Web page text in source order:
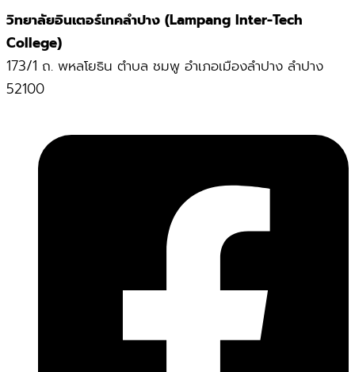
วิทยาลัยอินเตอร์เทคลำปาง (Lampang Inter-Tech
College)
173/1 ถ. พหลโยธิน ตำบล ชมพู อำเภอเมืองลำปาง ลำปาง
52100